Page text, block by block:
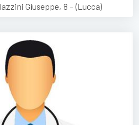
Giuseppe, 8 - (Lucca)